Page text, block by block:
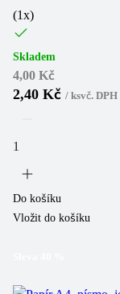
(1x)
Skladem
4,00 Kč
2,40 Kč / ksvč. DPH
Do košíku
Vložit do košíku